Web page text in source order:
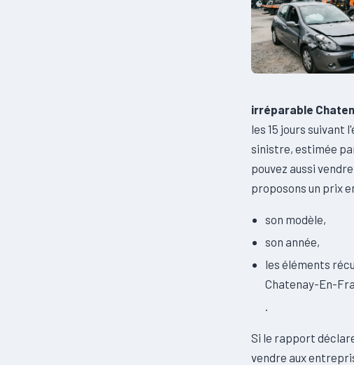
irréparable
les 15 jours suivant
sinistre, estimée
pouvez aussi
proposons un prix
son modèle,
son année,
les éléments
Chatenay-En-
Si le rapport
vendre aux